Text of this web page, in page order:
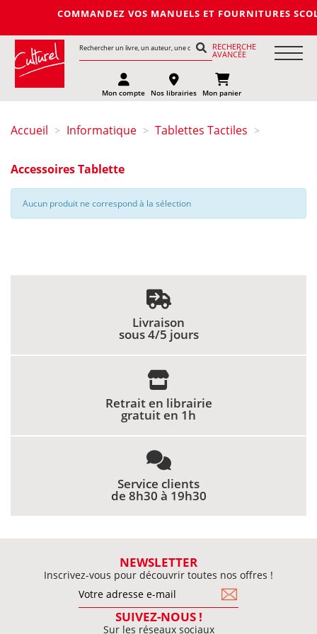
COMMANDEZ VOS MANUELS ET
RECHERCHE
AVANCÉE
Mon compte Nos librairies Mon panier
Accueil > Informatique > Tablettes Tactiles >
Accessoires Tablette
Aucun produit ne correspond à la sélection
Livraison
sous 4/5 jours
Retrait en librairie
gratuit en 1h
Service clients
de 8h30 à 19h30
NEWSLETTER
Inscrivez-vous pour découvrir toutes nos offres !
SUIVEZ-NOUS !
Sur les réseaux sociaux